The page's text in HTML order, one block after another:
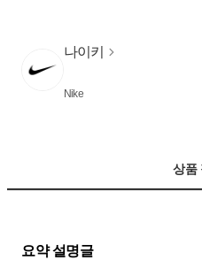
나이키
Nike
상품
요약 설명글